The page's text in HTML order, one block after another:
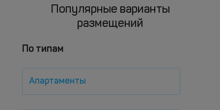
Популярные варианты
размещений
По типам
Апартаменты